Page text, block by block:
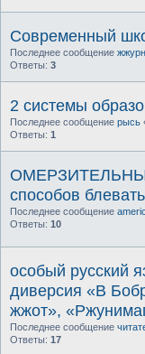
Современный
Последнее сообщение
Ответы: 3
2 системы
Последнее сообщение рысь
Ответы: 1
способов
Последнее сообщение
Ответы: 10
особый русский
диверсия «В
жжот»,
Последнее сообщение
Ответы: 17